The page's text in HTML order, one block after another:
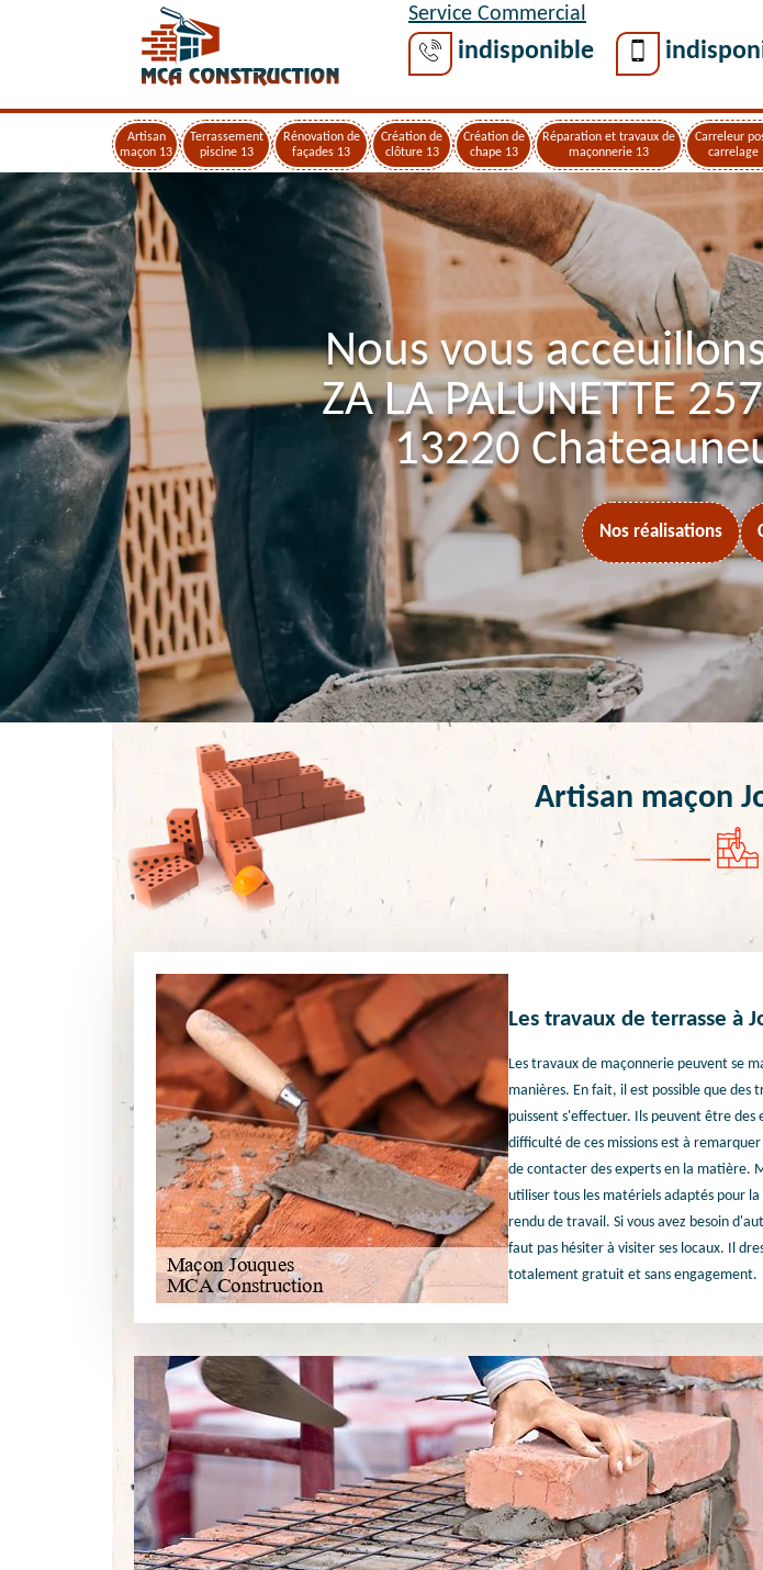
Service Commercial
indisponible
Artisan
maçon 13
Terrassement
piscine 13
Rénovation de
façades 13
Création de
clôture 13
Création de
chape 13
Réparation et travaux de
maçonnerie 13
Carreleur
carrelage
Nous vous
ZA LA PALUNETTE
13220
Nos réalisations
Artisan maçon
Les travaux de terrasse à
Les travaux de maçonnerie peuvent se
manières. En fait, il est possible que des
puissent s'effectuer. Ils peuvent être des
difficulté de ces missions est à
de contacter des experts en la matière.
utiliser tous les matériels adaptés pour
rendu de travail. Si vous avez besoin
faut pas hésiter à visiter ses locaux. Il
totalement gratuit et sans engagement.